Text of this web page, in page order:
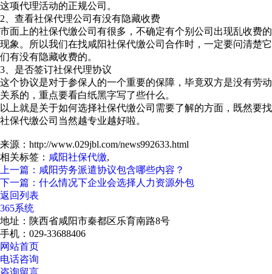
这项代理活动的正规公司。
2、查看社保代理公司有没有隐藏收费
市面上的社保代缴公司有很多，不确定有个别公司出现乱收费的
现象。所以我们在找咸阳社保代缴公司合作时，一定要问清楚它
们有没有隐藏收费的。
3、是否签订社保代理协议
这个协议是对于参保人的一个重要的保障，毕竟双方是没有劳动
关系的，重点要看白纸黑字写了些什么。
以上就是关于如何选择社保代缴公司需要了解的方面，既然要找
社保代缴公司当然越专业越好啦。
来源：http://www.029jbl.com/news992633.html
相关标签： 咸阳社保代缴,
上一篇：咸阳劳务派遣协议包含哪些内容？
下一篇：什么情况下企业会选择人力资源外包
返回列表
365系统
地址：陕西省咸阳市秦都区乐育南路8号
手机：029-33688406
网站首页
电话咨询
咨询留言